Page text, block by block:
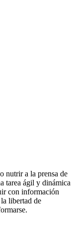
nutrir a la prensa de
tarea ágil y dinámica
con información
libertad de